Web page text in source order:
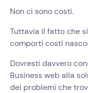
Non ci sono costi.
Tuttavia il fatto che
comporti costi
Dovresti davvero
Business web alla
dei problemi che